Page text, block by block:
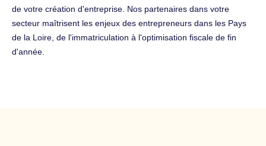
de votre création d'entreprise. Nos partenaires dans votre
secteur maîtrisent les enjeux des entrepreneurs dans les Pays
de la Loire, de l'immatriculation à l'optimisation fiscale de fin
d'année.